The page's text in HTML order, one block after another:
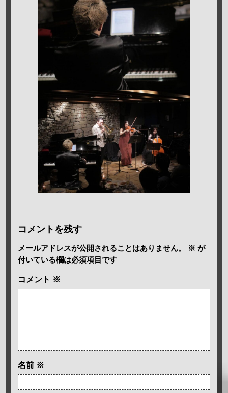
コメントを残す
メールアドレスが公開されることはありません。 ※ が
付いている欄は必須項目です
コメント ※
名前 ※